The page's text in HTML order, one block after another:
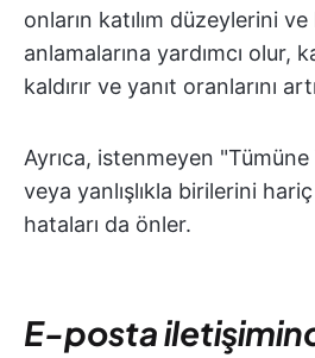
onların katılım düzeylerini
anlamalarına yardımcı olur,
kaldırır ve yanıt oranlarını
Ayrıca, istenmeyen "Tümüne
veya yanlışlıkla birilerini
hataları da önler.
E-posta